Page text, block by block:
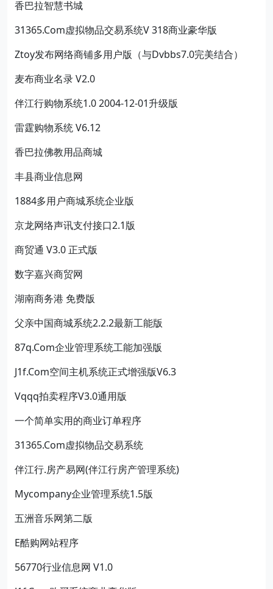
香巴拉智慧书城
31365.Com虚拟物品交易系统V 318商业豪华版
Ztoy发布网络商铺多用户版（与Dvbbs7.0完美结合）
麦布商业名录 V2.0
伴江行购物系统1.0 2004-12-01升级版
雷霆购物系统 V6.12
香巴拉佛教用品商城
丰县商业信息网
1884多用户商城系统企业版
京龙网络声讯支付接口2.1版
商贸通 V3.0 正式版
数字嘉兴商贸网
湖南商务港 免费版
父亲中国商城系统2.2.2最新工能版
87q.Com企业管理系统工能加强版
J1f.Com空间主机系统正式增强版V6.3
Vqqq拍卖程序V3.0通用版
一个简单实用的商业订单程序
31365.Com虚拟物品交易系统
伴江行.房产易网(伴江行房产管理系统)
Mycompany企业管理系统1.5版
五洲音乐网第二版
E酷购网站程序
56770行业信息网 V1.0